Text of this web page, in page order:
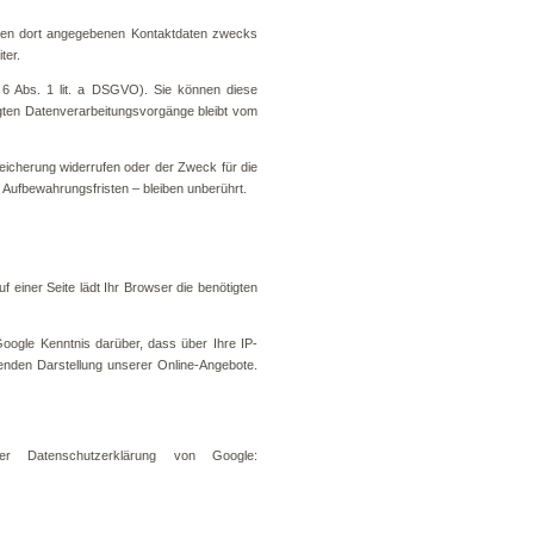
dort angegebenen Kontaktdaten zwecks
Abs. 1 lit. a DSGVO). Sie können diese
Datenverarbeitungsvorgänge bleibt vom
widerrufen oder der Zweck für die
– bleiben unberührt.
einer Seite lädt Ihr Browser die benötigten
Kenntnis darüber, dass über Ihre IP-
Darstellung unserer Online-Angebote.
von Google: